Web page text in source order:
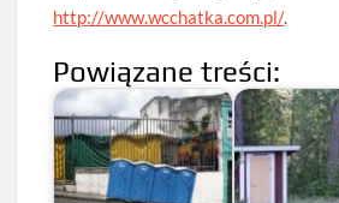
http://www.wcchatka.com.pl/.
Powiązane treści: